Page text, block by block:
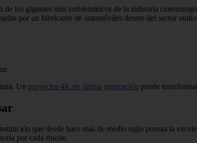
de los gigantes más emblemáticos de la industria
por un fabricante de automóviles dentro del sector
Un proyector 4K de última generación puede
que desde hace más de medio siglo premia la
por cada rincón.